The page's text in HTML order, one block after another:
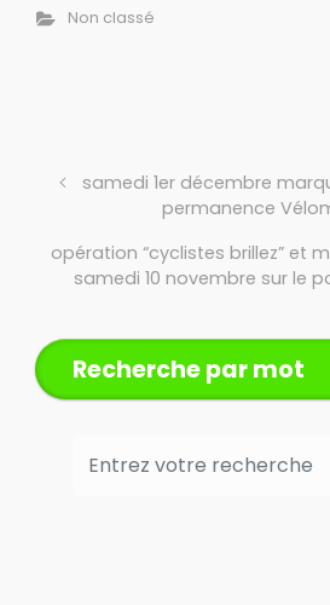
Non classé
samedi 1er décembre
permanence
opération “cyclistes brillez” et
samedi 10 novembre sur le
Recherche par mot